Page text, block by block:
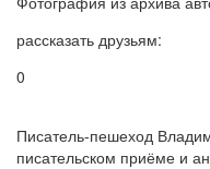
рассказать друзьям:
0
Писатель-пешеход
писательском приёме и